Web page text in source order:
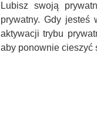
Lubisz swoją
prywatny. Gdy
aktywacji trybu
aby ponownie cieszyć